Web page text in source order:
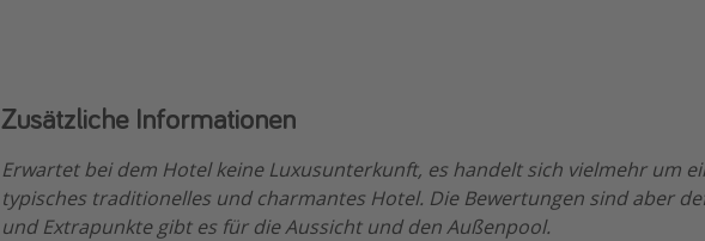
Zusätzliche Informationen
Erwartet bei dem Hotel keine Luxusunterkunft, es handelt sich vielmehr um
typisches traditionelles und charmantes Hotel. Die Bewertungen sind aber
und Extrapunkte gibt es für die Aussicht und den Außenpool.